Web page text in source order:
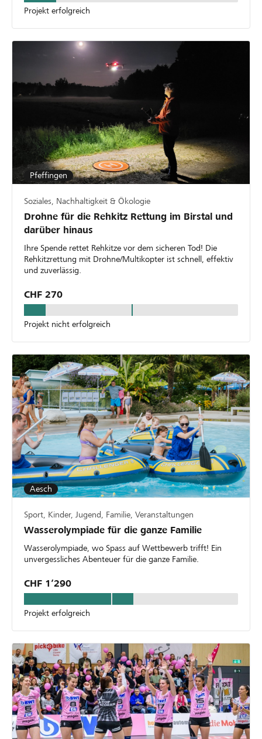
Projekt erfolgreich
Pfeffingen
Soziales, Nachhaltigkeit & Ökologie
Drohne für die Rehkitz Rettung im Birstal und
darüber hinaus
Ihre Spende rettet Rehkitze vor dem sicheren Tod! Die
Rehkitzrettung mit Drohne/Multikopter ist schnell, effektiv
und zuverlässig.
CHF 270
Projekt nicht erfolgreich
Aesch
Sport, Kinder, Jugend, Familie, Veranstaltungen
Wasserolympiade für die ganze Familie
Wasserolympiade, wo Spass auf Wettbewerb trifft! Ein
unvergessliches Abenteuer für die ganze Familie.
CHF 1’290
Projekt erfolgreich